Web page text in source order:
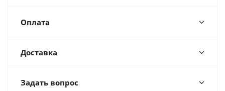
Оплата
Доставка
Задать вопрос